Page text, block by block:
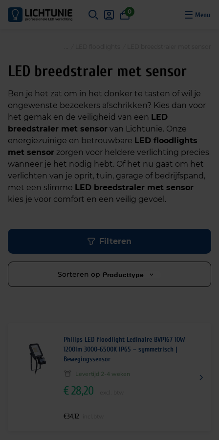
0
LED breedstraler met sensor
Ben je het zat om in het donker te tasten of wil je
ongewenste bezoekers afschrikken? Kies dan voor
het gemak en de veiligheid van een LED
breedstraler met sensor van Lichtunie. Onze
energiezuinige en betrouwbare LED floodlights
met sensor zorgen voor heldere verlichting precies
wanneer je het nodig hebt. Of het nu gaat om het
verlichten van je oprit, tuin, garage of bedrijfspand,
met een slimme LED breedstraler met sensor
kies je voor comfort en een veilig gevoel.
Filteren
Sorteren op Producttype
Philips LED floodlight Ledinaire BVP167 10W
1200lm 3000-6500K IP65 – symmetrisch |
Bewegingssensor
Levertijd 2-4 weken
€28,20
€34,12